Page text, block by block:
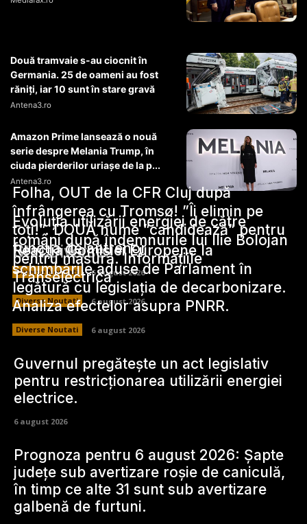
Două tramvaie s-au ciocnit în
Germania. 25 de oameni au fost
răniți, iar 10 sunt în stare gravă
Antena3.ro
Amazon Prime lansează o nouă
serie despre Melania Trump, în
ciuda pierderilor uriașe de la p...
Antena3.ro
Stiri Diverse:
Folha, OUT de la CFR Cluj după
înfrângerea cu Tromsø! ”Îi elimin pe
toți!”. DOUĂ nume ”candidează” pentru
funcția de antrenor
Diverse Noutati 6 august 2026
Evoluția utilizării energiei de către
români după îndemnurile lui Ilie Bolojan
pentru măsură. Informațiile
Transelectrica
Diverse Noutati 6 august 2026
Reacția Comisiei Europene la
schimbările aduse de Parlament în
legătură cu legislația de decarbonizare.
Analiza efectelor asupra PNRR.
Diverse Noutati 6 august 2026
Guvernul pregătește un act legislativ
pentru restricționarea utilizării energiei
electrice.
6 august 2026
Prognoza pentru 6 august 2026: Șapte
județe sub avertizare roșie de caniculă,
în timp ce alte 31 sunt sub avertizare
galbenă de furtuni.